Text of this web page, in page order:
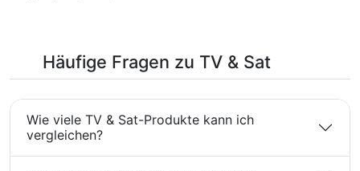
Häufige Fragen zu TV & Sat
Wie viele TV & Sat-Produkte kann ich
vergleichen?